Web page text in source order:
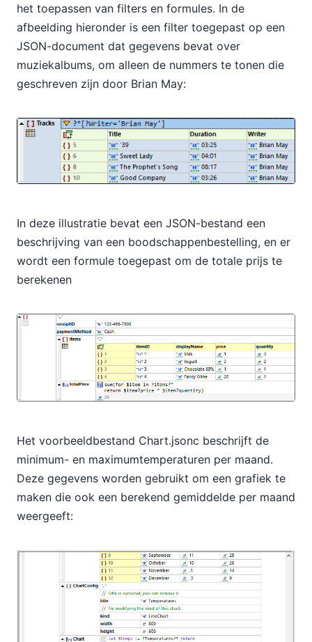
het toepassen van filters en formules. In de
afbeelding hieronder is een filter toegepast op een
JSON-document dat gegevens bevat over
muziekalbums, om alleen de nummers te tonen die
geschreven zijn door Brian May:
In deze illustratie bevat een JSON-bestand een
beschrijving van een boodschappenbestelling, en er
wordt een formule toegepast om de totale prijs te
berekenen
Het voorbeeldbestand Chart.jsonc beschrijft de
minimum- en maximumtemperaturen per maand.
Deze gegevens worden gebruikt om een grafiek te
maken die ook een berekend gemiddelde per maand
weergeeft: